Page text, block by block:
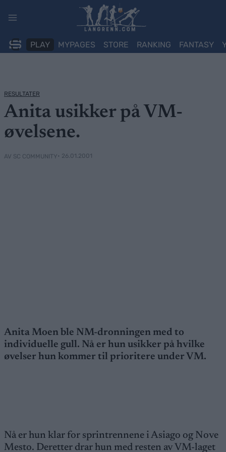
PLAY MYPAGES STORE RANKING FANTASY
RESULTATER
Anita usikker på VM-
øvelsene.
AV SC COMMUNITY• 26.01.2001
Anita Moen ble NM-dronningen med to
individuelle gull. Nå er hun usikker på hvilke
øvelser hun kommer til prioritere under VM.
Nå er hun klar for sprintrennene i Asiago og Nove
Mesto. Deretter drar hun med resten av VM-laget